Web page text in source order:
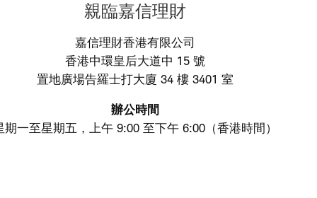
親臨嘉信理財
嘉信理財香港有限公司
香港中環皇后大道中 15 號
置地廣場告羅士打大廈 34 樓 3401 室
辦公時間
期一至星期五，上午 9:00 至下午 6:00（香港時間）